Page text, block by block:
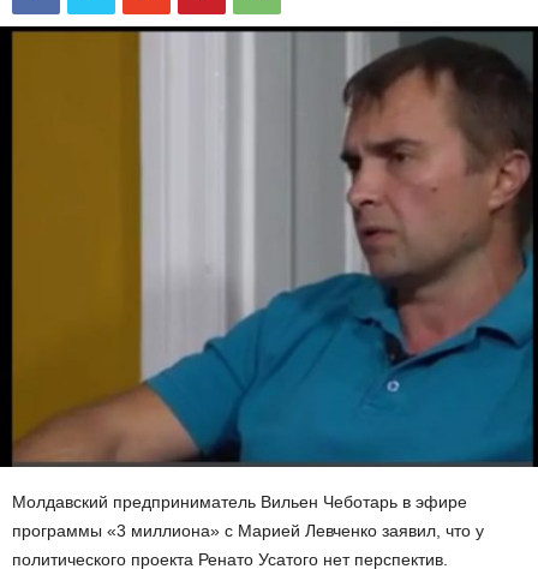
Молдавский предприниматель Вильен Чеботарь в эфире
программы «3 миллиона» с Марией Левченко заявил, что у
политического проекта Ренато Усатого нет перспектив.